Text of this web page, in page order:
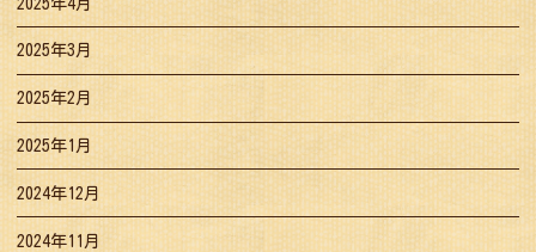
2025年3月
2025年2月
2025年1月
2024年12月
2024年11月